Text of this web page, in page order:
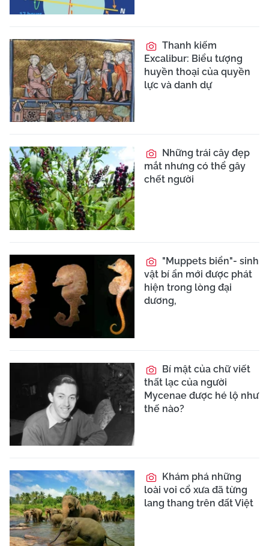
Thanh kiếm
Excalibur: Biểu tượng
huyền thoại của quyền
lực và danh dự
Những trái cây đẹp
mắt nhưng có thể gây
chết người
"Muppets biển"- sinh
vật bí ẩn mới được phát
hiện trong lòng đại
dương,
Bí mật của chữ viết
thất lạc của người
Mycenae được hé lộ như
thế nào?
Khám phá những
loài voi cổ xưa đã từng
lang thang trên đất Việt